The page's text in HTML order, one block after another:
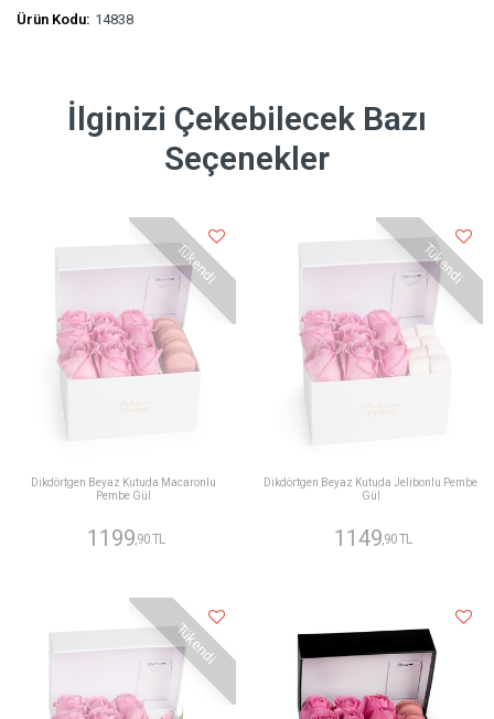
Ürün Kodu: 14838
İlginizi Çekebilecek Bazı
Seçenekler
Tükendi
Dikdörtgen Beyaz Kutuda Macaronlu
Pembe Gül
1199 ,90 TL
Tükendi
Dikdörtgen Beyaz Kutuda Jelibonlu Pembe
Gül
1149 ,90 TL
Tükendi